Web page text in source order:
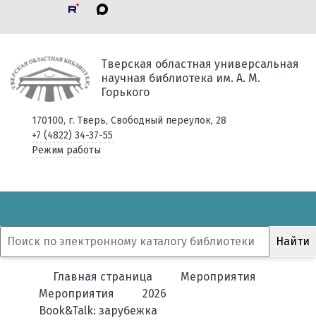
Тверская областная универсальная
научная библиотека им. А. М.
Горького
170100, г. Тверь, Свободный переулок, 28
+7 (4822) 34-37-55
Режим работы
Главная страница
Мероприятия
Мероприятия
2026
Book&Talk: зарубежка